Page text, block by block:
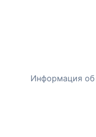
Информация об